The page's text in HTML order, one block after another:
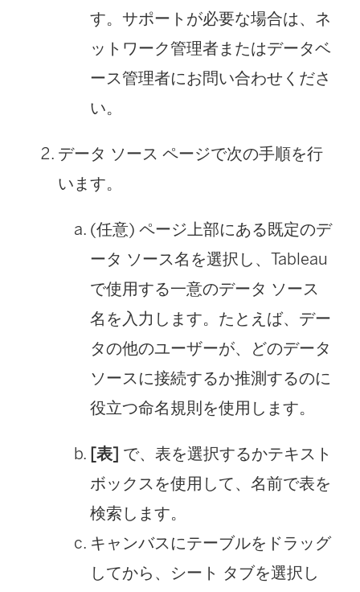
す。サポートが必要な場合は、ネ
ットワーク管理者またはデータベ
ース管理者にお問い合わせくださ
い。
データ ソース ページで次の手順を行
います。
(任意) ページ上部にある既定のデ
ータ ソース名を選択し、Tableau
で使用する一意のデータ ソース
名を入力します。たとえば、デー
タの他のユーザーが、どのデータ
ソースに接続するか推測するのに
役立つ命名規則を使用します。
[表] で、表を選択するかテキスト
ボックスを使用して、名前で表を
検索します。
キャンバスにテーブルをドラッグ
してから、シート タブを選択し